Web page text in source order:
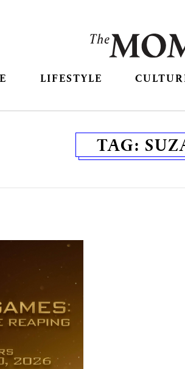
LIFESTYLE
TAG: